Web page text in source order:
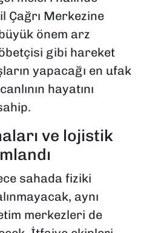
Çağrı Merkezine
önem arz
gibi hareket
yapacağı en ufak
hayatını
ve lojistik
sahada fiziki
aynı
merkezleri de